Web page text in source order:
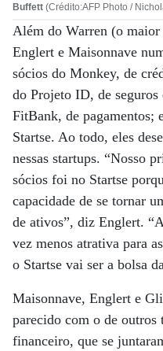
Buffett (Crédito:AFP Photo /
Além do Warren (o
Englert e Maisonnave
sócios do Monkey, de
do Projeto ID, de seguros
FitBank, de pagamentos;
Startse. Ao todo, eles
nessas startups. “Nosso
sócios foi no Startse
capacidade de se tornar
de ativos”, diz Englert.
vez menos atrativa para
o Startse vai ser a bolsa
Maisonnave, Englert e
parecido com o de outros
financeiro, que se